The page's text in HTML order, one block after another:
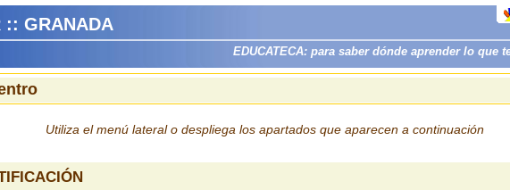
:: GRANADA
EDUCATECA: para saber dónde aprender lo que
Utiliza el menú lateral o despliega los apartados que aparecen a continuación